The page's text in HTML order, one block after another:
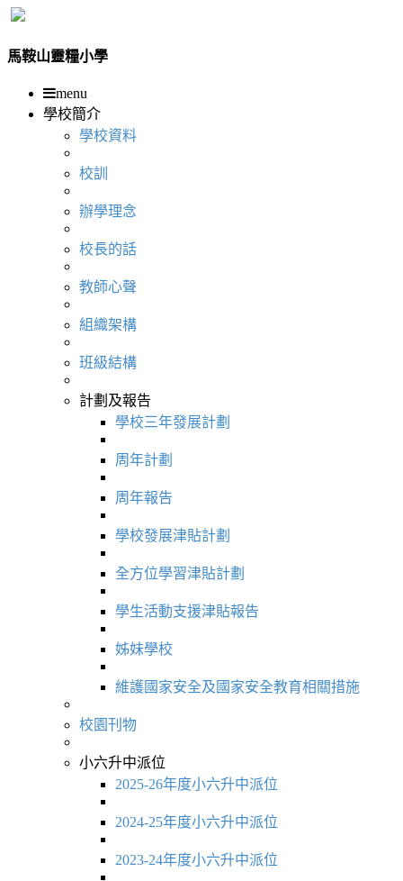
馬鞍山靈糧小學
menu
學校簡介
學校資料
校訓
辦學理念
校長的話
教師心聲
組織架構
班級結構
計劃及報告
學校三年發展計劃
周年計劃
周年報告
學校發展津貼計劃
全方位學習津貼計劃
學生活動支援津貼報告
姊妹學校
維護國家安全及國家安全教育相關措施
校園刊物
小六升中派位
2025-26年度小六升中派位
2024-25年度小六升中派位
2023-24年度小六升中派位